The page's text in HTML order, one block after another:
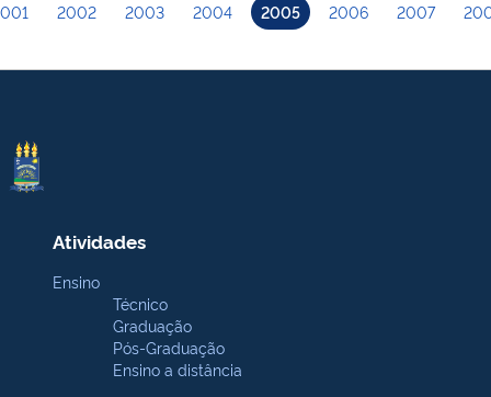
2002 2003 2004 2005 2006 2007
Atividades
Ensino
Técnico
Graduação
Pós-Graduação
Ensino a distância